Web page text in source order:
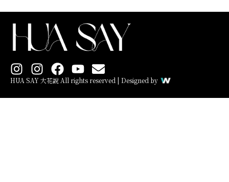
I
n
s
I
n
s
F
a
c
Y
o
u
E
n
v
HUA SAY 大花說 All rights reserved | Designed by